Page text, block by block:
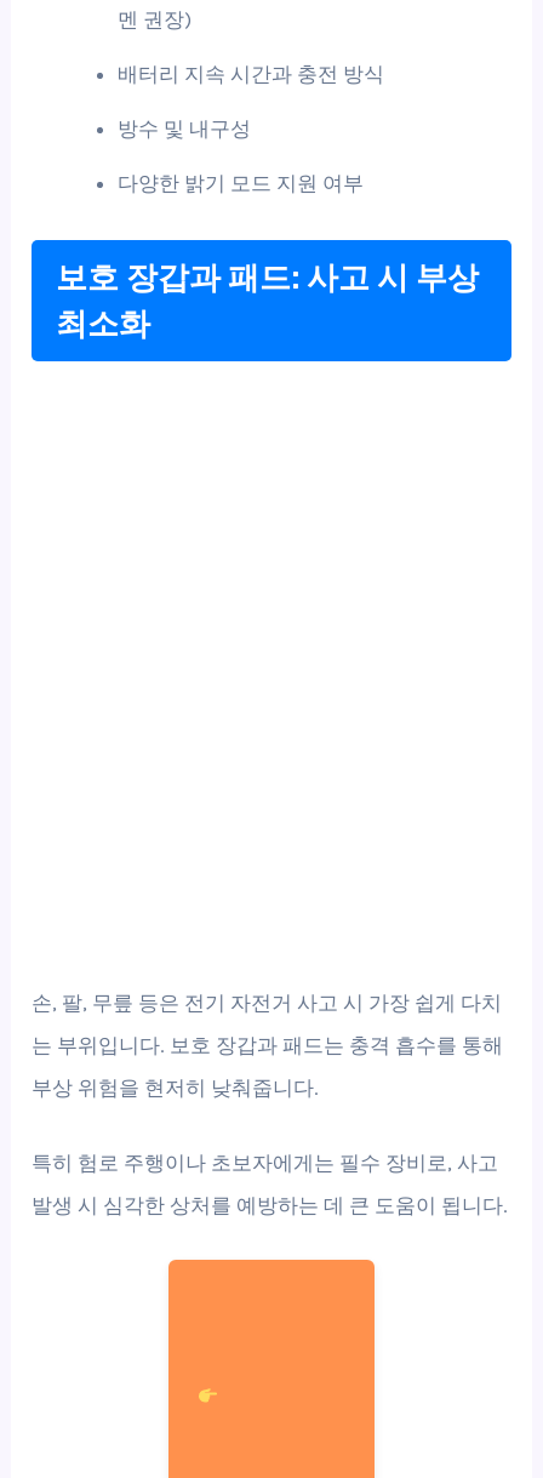
멘 권장)
배터리 지속 시간과 충전 방식
방수 및 내구성
다양한 밝기 모드 지원 여부
보호 장갑과 패드: 사고 시 부상
최소화
손, 팔, 무릎 등은 전기 자전거 사고 시 가장 쉽게 다치
는 부위입니다. 보호 장갑과 패드는 충격 흡수를 통해
부상 위험을 현저히 낮춰줍니다.
특히 험로 주행이나 초보자에게는 필수 장비로, 사고
발생 시 심각한 상처를 예방하는 데 큰 도움이 됩니다.